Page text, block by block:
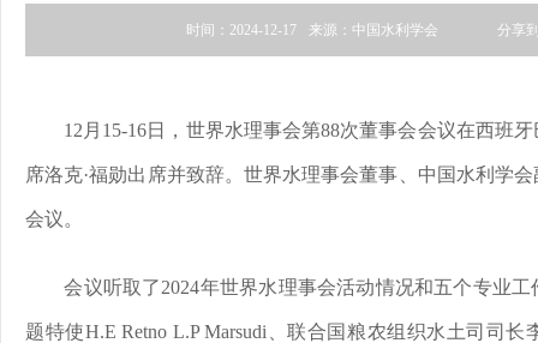
时间：2024-12-17 来源：中国水利学会 分享
12月15-16日，世界水理事会第88次董事会会议在西班
席洛克·福勋出席并致辞。世界水理事会董事、中国水利学
会议。
会议听取了2024年世界水理事会活动情况和五个专业
题特使H.E Retno L.P Marsudi、联合国粮农组织水土司司